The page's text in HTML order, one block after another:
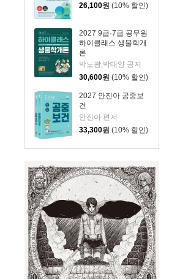
26,100원 (10% 할인)
2027 9급·7급 공무원
하이클래스 생물학개
론
박노광,박태양 공저
30,600원 (10% 할인)
2027 안진아 공중보
건
안진아 편저
33,300원 (10% 할인)